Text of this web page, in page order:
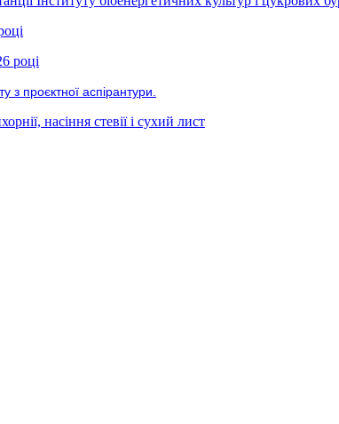
році
проєктної аспірантури.
насіння стевії і сухий лист